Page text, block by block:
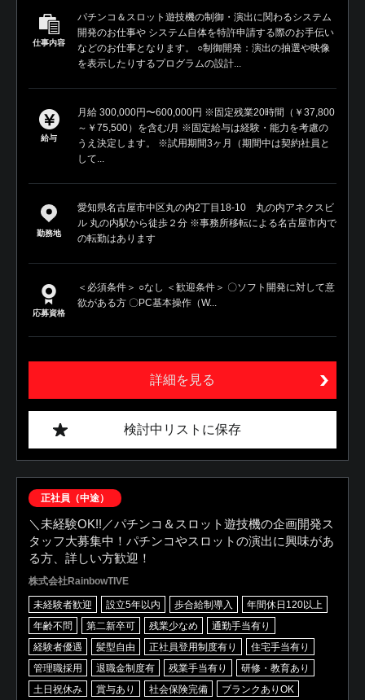
仕事内容
パチンコ＆スロット遊技機の制御・演出に関わるシステム
開発のお仕事や システム自体を特許申請する際のお手伝い
などのお仕事となります。 ○制御開発：演出の抽選や映像
を表示したりするプログラムの設計...
給与
月給 300,000円〜600,000円 ※固定残業20時間（￥37,800
～￥75,500）を含む/月 ※固定給与は経験・能力を考慮の
うえ決定します。 ※試用期間3ヶ月（期間中は契約社員と
して...
勤務地
愛知県名古屋市中区丸の内2丁目18-10 丸の内アネクスビ
ル 丸の内駅から徒歩２分 ※事務所移転による名古屋市内で
の転勤はあります
応募資格
＜必須条件＞ ○なし ＜歓迎条件＞ 〇ソフト開発に対して意
欲がある方 〇PC基本操作（W...
詳細を見る
検討中リストに保存
正社員（中途）
＼未経験OK!!／パチンコ＆スロット遊技機の企画開発ス
タッフ大募集中！パチンコやスロットの演出に興味があ
る方、詳しい方歓迎！
株式会社RainbowTIVE
未経験者歓迎 設立5年以内 歩合給制導入
年間休日120以上
年齢不問
第二新卒可 残業少なめ
通勤手当有り
経験者優遇
髪型自由 正社員登用制度有り
住宅手当有り
管理職採用
退職金制度有 残業手当有り
研修・教育あり
土日祝休み
賞与あり 社会保険完備
ブランクありOK